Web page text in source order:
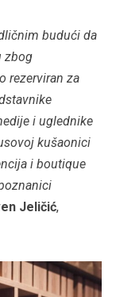
budući da
zbog
rezerviran za
i uglednike
kušaonici
i boutique
Jeličić,